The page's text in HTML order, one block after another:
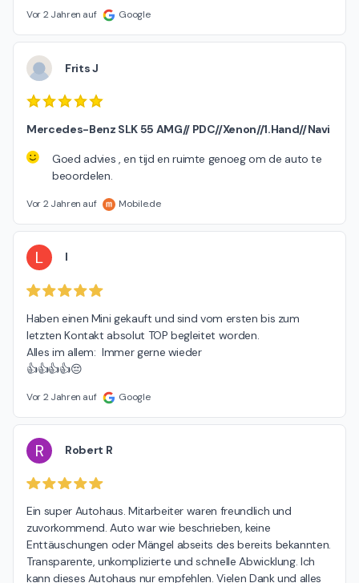
Vor 2 Jahren auf Google
Frits J
Mercedes-Benz SLK 55 AMG// PDC//Xenon//1.Hand//Navi
Goed advies , en tijd en ruimte genoeg om de auto te
beoordelen.
Vor 2 Jahren auf Mobile.de
L l
Haben einen Mini gekauft und sind vom ersten bis zum
letzten Kontakt absolut TOP begleitet worden.
Alles im allem:  Immer gerne wieder
👍👍👍👍😔
Vor 2 Jahren auf Google
R Robert R
Ein super Autohaus. Mitarbeiter waren freundlich und
zuvorkommend. Auto war wie beschrieben, keine
Enttäuschungen oder Mängel abseits des bereits bekannten.
Transparente, unkomplizierte und schnelle Abwicklung. Ich
kann dieses Autohaus nur empfehlen. Vielen Dank und alles